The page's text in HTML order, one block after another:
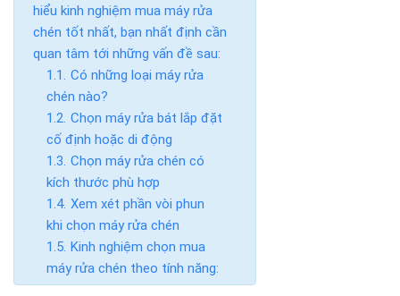
hiểu kinh nghiệm mua máy rửa
chén tốt nhất, bạn nhất định cần
quan tâm tới những vấn đề sau:
Có những loại máy rửa
chén nào?
Chọn máy rửa bát lắp đặt
cố định hoặc di động
Chọn máy rửa chén có
kích thước phù hợp
Xem xét phần vòi phun
khi chọn máy rửa chén
Kinh nghiệm chọn mua
máy rửa chén theo tính năng: